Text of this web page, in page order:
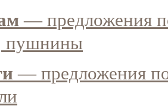
— предложения
пушнины
— предложения